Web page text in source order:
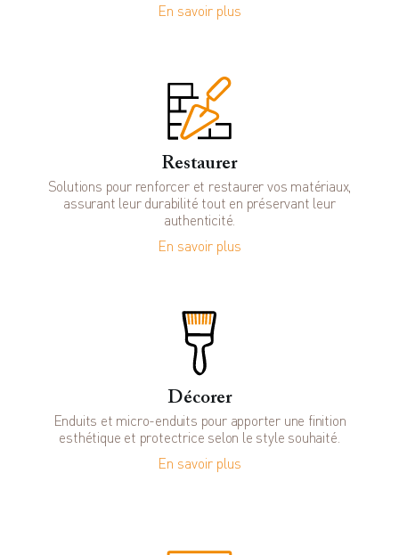
En savoir plus
Restaurer
Solutions pour renforcer et restaurer vos matériaux,
assurant leur durabilité tout en préservant leur
authenticité.
En savoir plus
Décorer
Enduits et micro-enduits pour apporter une finition
esthétique et protectrice selon le style souhaité.
En savoir plus